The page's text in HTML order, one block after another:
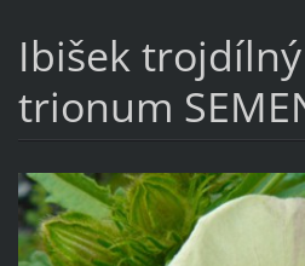
Ibišek
trionum